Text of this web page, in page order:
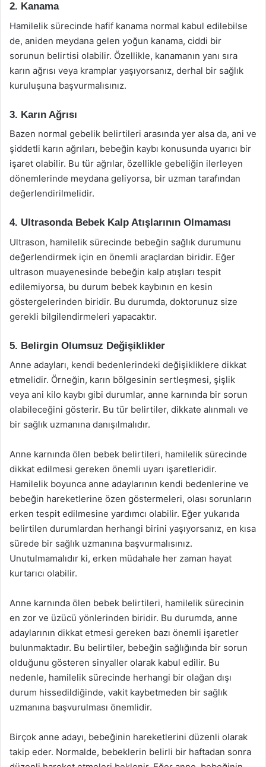
2. Kanama
Hamilelik sürecinde hafif kanama normal kabul edilebilse
de, aniden meydana gelen yoğun kanama, ciddi bir
sorunun belirtisi olabilir. Özellikle, kanamanın yanı sıra
karın ağrısı veya kramplar yaşıyorsanız, derhal bir sağlık
kuruluşuna başvurmalısınız.
3. Karın Ağrısı
Bazen normal gebelik belirtileri arasında yer alsa da, ani ve
şiddetli karın ağrıları, bebeğin kaybı konusunda uyarıcı bir
işaret olabilir. Bu tür ağrılar, özellikle gebeliğin ilerleyen
dönemlerinde meydana geliyorsa, bir uzman tarafından
değerlendirilmelidir.
4. Ultrasonda Bebek Kalp Atışlarının Olmaması
Ultrason, hamilelik sürecinde bebeğin sağlık durumunu
değerlendirmek için en önemli araçlardan biridir. Eğer
ultrason muayenesinde bebeğin kalp atışları tespit
edilemiyorsa, bu durum bebek kaybının en kesin
göstergelerinden biridir. Bu durumda, doktorunuz size
gerekli bilgilendirmeleri yapacaktır.
5. Belirgin Olumsuz Değişiklikler
Anne adayları, kendi bedenlerindeki değişikliklere dikkat
etmelidir. Örneğin, karın bölgesinin sertleşmesi, şişlik
veya ani kilo kaybı gibi durumlar, anne karnında bir sorun
olabileceğini gösterir. Bu tür belirtiler, dikkate alınmalı ve
bir sağlık uzmanına danışılmalıdır.
Anne karnında ölen bebek belirtileri, hamilelik sürecinde
dikkat edilmesi gereken önemli uyarı işaretleridir.
Hamilelik boyunca anne adaylarının kendi bedenlerine ve
bebeğin hareketlerine özen göstermeleri, olası sorunların
erken tespit edilmesine yardımcı olabilir. Eğer yukarıda
belirtilen durumlardan herhangi birini yaşıyorsanız, en kısa
sürede bir sağlık uzmanına başvurmalısınız.
Unutulmamalıdır ki, erken müdahale her zaman hayat
kurtarıcı olabilir.
Anne karnında ölen bebek belirtileri, hamilelik sürecinin
en zor ve üzücü yönlerinden biridir. Bu durumda, anne
adaylarının dikkat etmesi gereken bazı önemli işaretler
bulunmaktadır. Bu belirtiler, bebeğin sağlığında bir sorun
olduğunu gösteren sinyaller olarak kabul edilir. Bu
nedenle, hamilelik sürecinde herhangi bir olağan dışı
durum hissedildiğinde, vakit kaybetmeden bir sağlık
uzmanına başvurulması önemlidir.
Birçok anne adayı, bebeğinin hareketlerini düzenli olarak
takip eder. Normalde, bebeklerin belirli bir haftadan sonra